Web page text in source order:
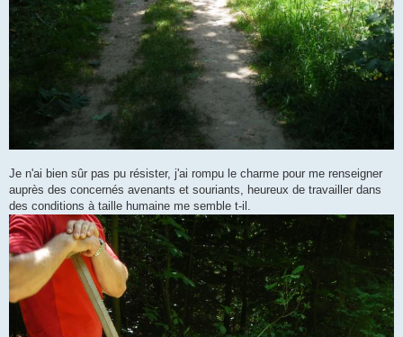
Je n'ai bien sûr pas pu résister, j'ai rompu le charme pour me renseigner
auprès des concernés avenants et souriants, heureux de travailler dans
des conditions à taille humaine me semble t-il.